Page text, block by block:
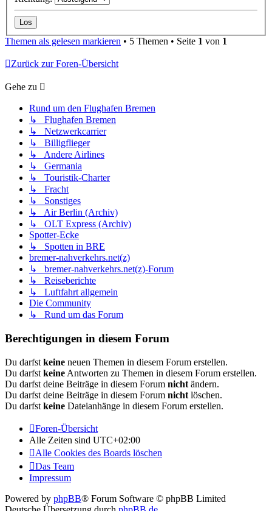
Themen als gelesen markieren • 5 Themen • Seite 1 von 1
Zurück zur Foren-Übersicht
Gehe zu
Rund um den Flughafen Bremen
↳ Flughafen Bremen
↳ Netzwerkcarrier
↳ Billigflieger
↳ Andere Airlines
↳ Germania
↳ Touristik-Charter
↳ Fracht
↳ Sonstiges
↳ Air Berlin (Archiv)
↳ OLT Express (Archiv)
Spotter-Ecke
↳ Spotten in BRE
bremer-nahverkehrs.net(z)
↳ bremer-nahverkehrs.net(z)-Forum
↳ Reiseberichte
↳ Luftfahrt allgemein
Die Community
↳ Rund um das Forum
Berechtigungen in diesem Forum
Du darfst keine neuen Themen in diesem Forum erstellen.
Du darfst keine Antworten zu Themen in diesem Forum erstellen.
Du darfst deine Beiträge in diesem Forum nicht ändern.
Du darfst deine Beiträge in diesem Forum nicht löschen.
Du darfst keine Dateianhänge in diesem Forum erstellen.
Foren-Übersicht
Alle Zeiten sind UTC+02:00
Alle Cookies des Boards löschen
Das Team
Impressum
Powered by phpBB® Forum Software © phpBB Limited